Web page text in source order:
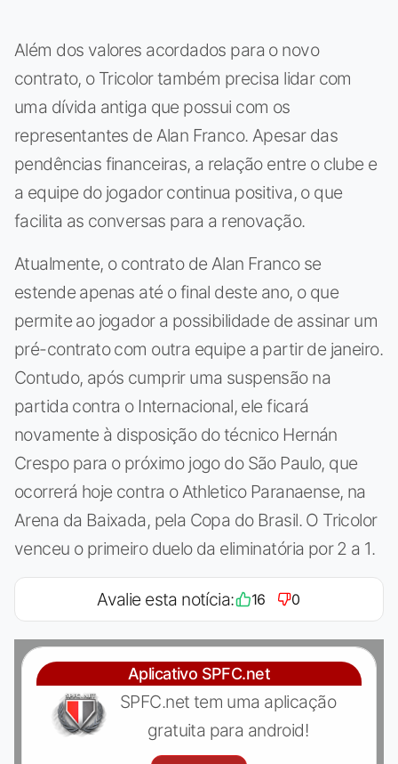
Além dos valores acordados para o novo
contrato, o Tricolor também precisa lidar com
uma dívida antiga que possui com os
representantes de Alan Franco. Apesar das
pendências financeiras, a relação entre o clube e
a equipe do jogador continua positiva, o que
facilita as conversas para a renovação.
Atualmente, o contrato de Alan Franco se
estende apenas até o final deste ano, o que
permite ao jogador a possibilidade de assinar um
pré-contrato com outra equipe a partir de janeiro.
Contudo, após cumprir uma suspensão na
partida contra o Internacional, ele ficará
novamente à disposição do técnico Hernán
Crespo para o próximo jogo do São Paulo, que
ocorrerá hoje contra o Athletico Paranaense, na
Arena da Baixada, pela Copa do Brasil. O Tricolor
venceu o primeiro duelo da eliminatória por 2 a 1.
Avalie esta notícia: 16 0
Aplicativo SPFC.net
SPFC.net tem uma aplicação
gratuita para android!